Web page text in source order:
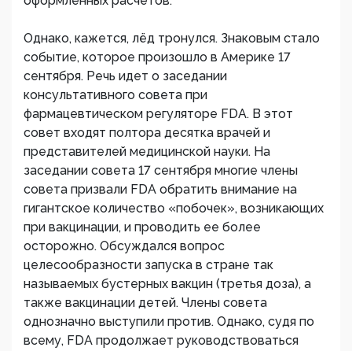
Однако, кажется, лёд тронулся. Знаковым стало
событие, которое произошло в Америке 17
сентября. Речь идет о заседании
консультативного совета при
фармацевтическом регуляторе FDA. В этот
совет входят полтора десятка врачей и
представителей медицинской науки. На
заседании совета 17 сентября многие члены
совета призвали FDA обратить внимание на
гигантское количество «побочек», возникающих
при вакцинации, и проводить ее более
осторожно. Обсуждался вопрос
целесообразности запуска в стране так
называемых бустерных вакцин (третья доза), а
также вакцинации детей. Члены совета
однозначно выступили против. Однако, судя по
всему, FDA продолжает руководствоваться